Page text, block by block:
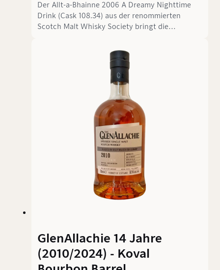
Der Allt-a-Bhainne 2006 A Dreamy Nighttime
Drink (Cask 108.34) aus der renommierten
Scotch Malt Whisky Society bringt die
auf den Punkt. Mit einem kraftvollen
Alkoholgehalt von 64,4 % ABV ist dieser Whisky
nichts für schwache Nerven, sondern ein
Erlebnis für Genießer, die sich auf komplexe
Aromenwelten einlassen möchten.
GlenAllachie 14 Jahre
(2010/2024) - Koval